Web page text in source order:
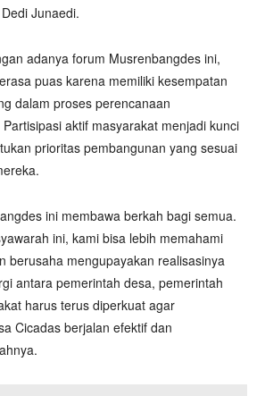
Junaedi.
adanya forum Musrenbangdes ini,
puas karena memiliki kesempatan
dalam proses perencanaan
aktif masyarakat menjadi kunci
prioritas pembangunan yang sesuai
ini membawa berkah bagi semua.
ini, kami bisa lebih memahami
berusaha mengupayakan realisasinya
antara pemerintah desa, pemerintah
harus terus diperkuat agar
Cicadas berjalan efektif dan